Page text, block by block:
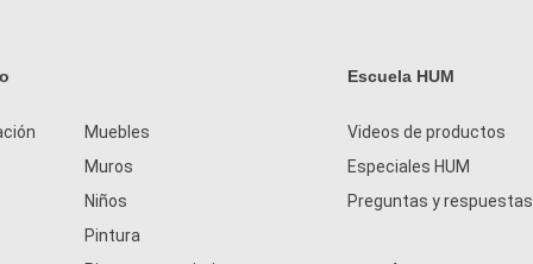
Muebles
Muros
Niños
Pintura
Escuela HUM
Videos de productos
Especiales HUM
Preguntas y respuestas